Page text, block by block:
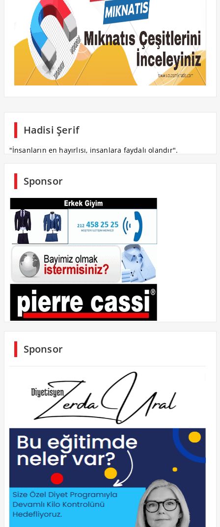
Hadisi Şerif
"İnsanların en hayırlısı, insanlara faydalı olandır".
Sponsor
Sponsor